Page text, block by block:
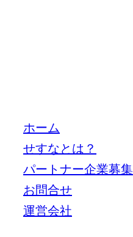
ホーム
せすなとは？
パートナー企業募集
お問合せ
運営会社